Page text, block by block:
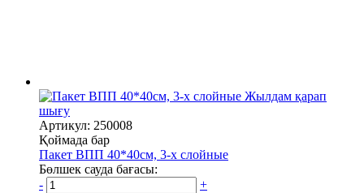
Жылдам қарап
шығу
Артикул: 250008
Қоймада бар
Пакет ВПП 40*40см, 3-х слойные
Бөлшек сауда бағасы:
-
+